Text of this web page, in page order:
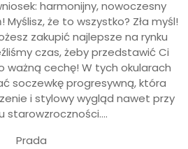
harmonijny, nowoczesny
że to wszystko? Zła myśl!
zakupić najlepsze na rynku
czas, żeby przedstawić Ci
ważną cechę! W tych okularach
soczewkę progresywną, która
i stylowy wygląd nawet przy
starowzroczności….
Prada